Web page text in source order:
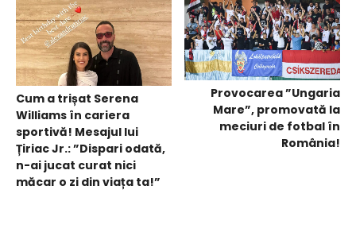
Cum a trișat Serena
Williams în cariera
sportivă! Mesajul lui
Țiriac Jr.: ”Dispari odată,
n-ai jucat curat nici
măcar o zi din viața ta!”
Provocarea ”Ungaria
Mare”, promovată la
meciuri de fotbal în
România!